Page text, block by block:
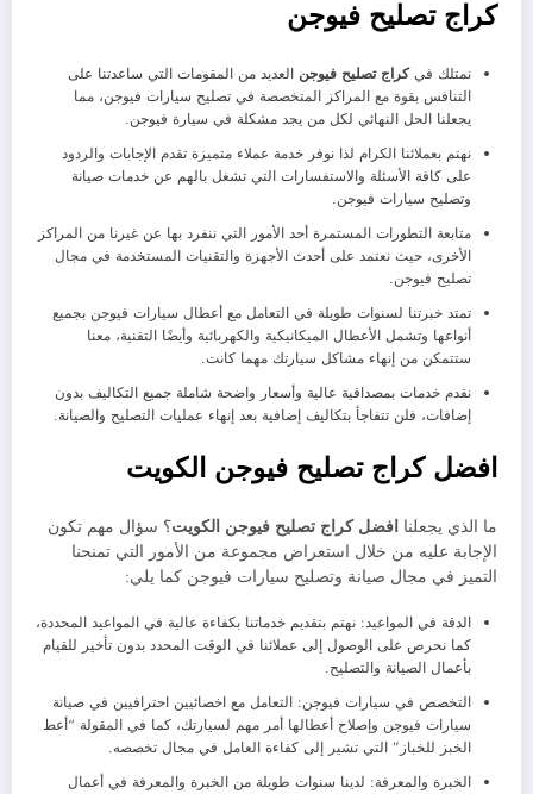
كراج تصليح فيوجن
نمتلك فيكراج تصليح فيوجن العديد من المقومات التي ساعدتنا على
التنافس بقوة مع المراكز المتخصصة في تصليح سيارات فيوجن، مما
يجعلنا الحل النهائي لكل من يجد مشكلة في سيارة فيوجن.
نهتم بعملائنا الكرام لذا نوفر خدمة عملاء متميزة تقدم الإجابات والردود
على كافة الأسئلة والاستفسارات التي تشغل بالهم عن خدمات صيانة
وتصليح سيارات فيوجن.
متابعة التطورات المستمرة أحد الأمور التي ننفرد بها عن غيرنا من المراكز
الأخرى، حيث نعتمد على أحدث الأجهزة والتقنيات المستخدمة في مجال
تصليح فيوجن.
تمتد خبرتنا لسنوات طويلة في التعامل مع أعطال سيارات فيوجن بجميع
أنواعها وتشمل الأعطال الميكانيكية والكهربائية وأيضًا التقنية، معنا
ستتمكن من إنهاء مشاكل سيارتك مهما كانت.
نقدم خدمات بمصداقية عالية وأسعار واضحة شاملة جميع التكاليف بدون
إضافات، فلن تتفاجأ بتكاليف إضافية بعد إنهاء عمليات التصليح والصيانة.
افضل كراج تصليح فيوجن الكويت
ما الذي يجعلنا افضل كراج تصليح فيوجن الكويت؟ سؤال مهم تكون
الإجابة عليه من خلال استعراض مجموعة من الأمور التي تمنحنا
التميز في مجال صيانة وتصليح سيارات فيوجن كما يلي:
الدقة في المواعيد: نهتم بتقديم خدماتنا بكفاءة عالية في المواعيد المحددة،
كما نحرص على الوصول إلى عملائنا في الوقت المحدد بدون تأخير للقيام
بأعمال الصيانة والتصليح.
التخصص في سيارات فيوجن: التعامل مع اخصائيين احترافيين في صيانة
سيارات فيوجن وإصلاح أعطالها أمر مهم لسيارتك، كما في المقولة “أعط
الخبز للخباز” التي تشير إلى كفاءة العامل في مجال تخصصه.
الخبرة والمعرفة: لدينا سنوات طويلة من الخبرة والمعرفة في أعمال